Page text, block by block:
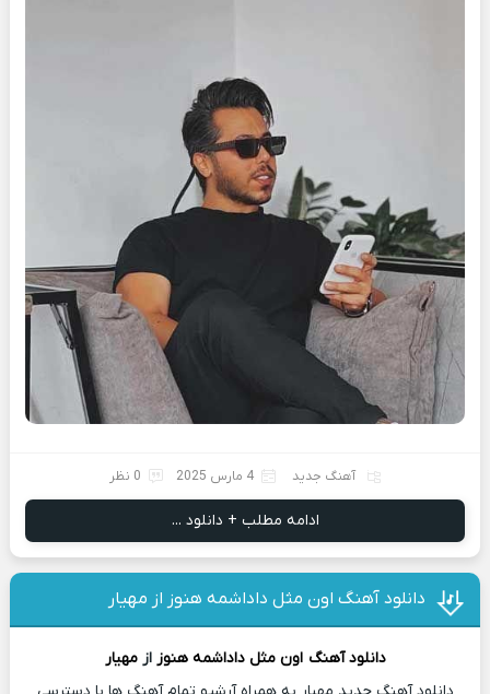
آهنگ جدید 4 مارس 2025 0 نظر
ادامه مطلب + دانلود ...
دانلود آهنگ اون مثل داداشمه هنوز از مهیار
دانلود آهنگ اون مثل داداشمه هنوز ازمهیار